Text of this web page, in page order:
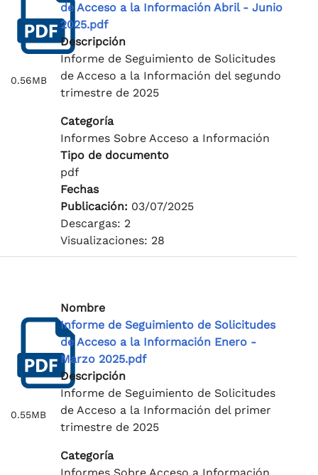
0.56MB
de Acceso a la Información Abril - Junio
2025.pdf
Descripción
Informe de Seguimiento de Solicitudes
de Acceso a la Información del segundo
trimestre de 2025
Categoría
Informes Sobre Acceso a Información
Tipo de documento
pdf
Fechas
Publicación: 03/07/2025
Descargas: 2
Visualizaciones: 28
0.55MB
Nombre
Informe de Seguimiento de Solicitudes
de Acceso a la Información Enero -
Marzo 2025.pdf
Descripción
Informe de Seguimiento de Solicitudes
de Acceso a la Información del primer
trimestre de 2025
Categoría